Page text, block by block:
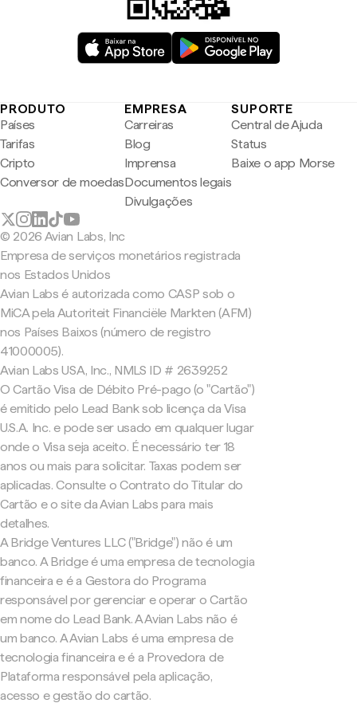
PRODUTO
Países
Tarifas
Cripto
Conversor de moedas
EMPRESA
Carreiras
Blog
Imprensa
Documentos legais
Divulgações
SUPORTE
Central de Ajuda
Status
Baixe o app Morse
© 2026 Avian Labs, Inc
Empresa de serviços monetários registrada
nos Estados Unidos
Avian Labs é autorizada como CASP sob o
MiCA pela Autoriteit Financiële Markten (AFM)
nos Países Baixos (número de registro
41000005).
Avian Labs USA, Inc., NMLS ID # 2639252
O Cartão Visa de Débito Pré-pago (o "Cartão")
é emitido pelo Lead Bank sob licença da Visa
U.S.A. Inc. e pode ser usado em qualquer lugar
onde o Visa seja aceito. É necessário ter 18
anos ou mais para solicitar. Taxas podem ser
aplicadas. Consulte o Contrato do Titular do
Cartão e o site da Avian Labs para mais
detalhes.
A Bridge Ventures LLC ("Bridge") não é um
banco. A Bridge é uma empresa de tecnologia
financeira e é a Gestora do Programa
responsável por gerenciar e operar o Cartão
em nome do Lead Bank. A Avian Labs não é
um banco. A Avian Labs é uma empresa de
tecnologia financeira e é a Provedora de
Plataforma responsável pela aplicação,
acesso e gestão do cartão.